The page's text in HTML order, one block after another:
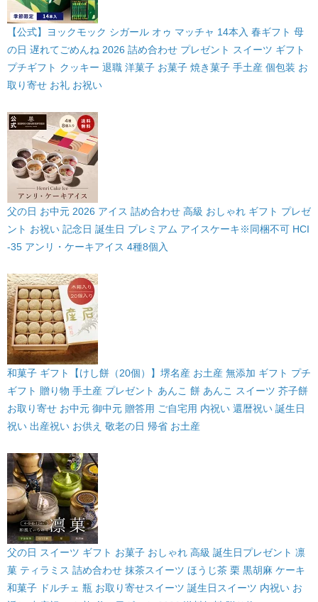
【公式】ヨックモック シガール オゥ マッチャ 14本入 春ギフト 母
の日 遅れてごめんね 2026 詰め合わせ プレゼント スイーツ ギフト
プチギフト クッキー 退職 洋菓子 お菓子 焼き菓子 手土産 個包装 お
取り寄せ お礼 お祝い
父の日 お中元 2026 アイス 詰め合わせ 高級 おしゃれ ギフト プレゼ
ント お祝い 記念日 誕生日 プレミアム アイスケーキ※同梱不可 HCI
-35 アンリ・ケーキアイス 4種8個入
和菓子 ギフト【けし餅（20個）】堺名産 お土産 無添加 ギフト プチ
ギフト 贈り物 手土産 プレゼント あんこ 餅 あんこ スイーツ 芥子餅
お取り寄せ お中元 御中元 贈答用 ご自宅用 内祝い 還暦祝い 誕生日
祝い 出産祝い お供え 敬老の日 帰省 お土産
父の日 スイーツ ギフト お菓子 おしゃれ 高級 誕生日プレゼント 凛
菓 ティラミス 詰め合わせ 抹茶スイーツ ほうじ茶 栗 黒胡麻 ケーキ
和菓子 ドルチェ 瓶 お取り寄せスイーツ 誕生日スイーツ 内祝い お